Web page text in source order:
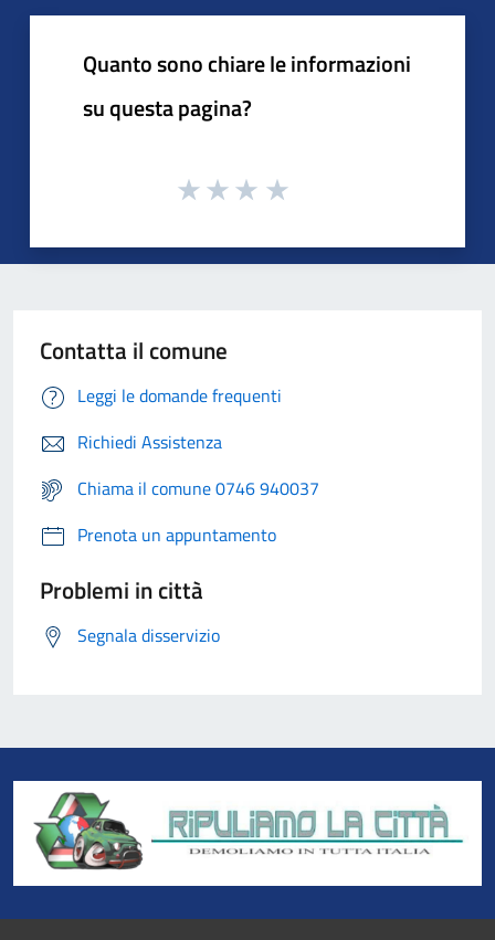
Quanto sono chiare le informazioni
su questa pagina?
Contatta il comune
Leggi le domande frequenti
Richiedi Assistenza
Chiama il comune 0746 940037
Prenota un appuntamento
Problemi in città
Segnala disservizio